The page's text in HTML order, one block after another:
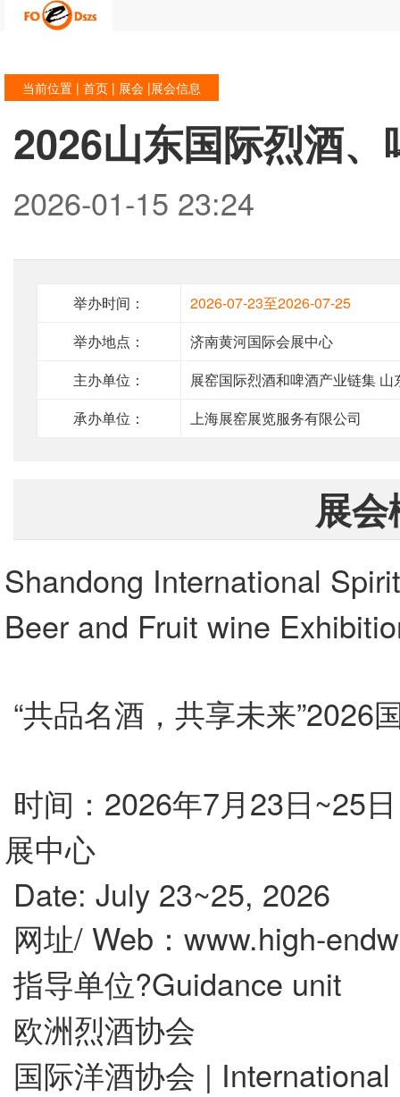
当前位置 | 首页 | 展会 |展会信息
2026山东国际烈酒
2026-01-15 23:24
举办时间：
2026-07-23至2026-07-25
举办地点：
济南黄河国际会展中心
主办单位：
展窑国际烈酒和啤酒产业链集
承办单位：
上海展窑展览服务有限公司
展
Shandong International
Beer and Fruit wine
“共品名酒，共享未来”2026
时间：2026年7月23日
展中心
Date: July 23~25,
网址/ Web：www.high-
指导单位?Guidance unit
欧洲烈酒协会
国际洋酒协会 |